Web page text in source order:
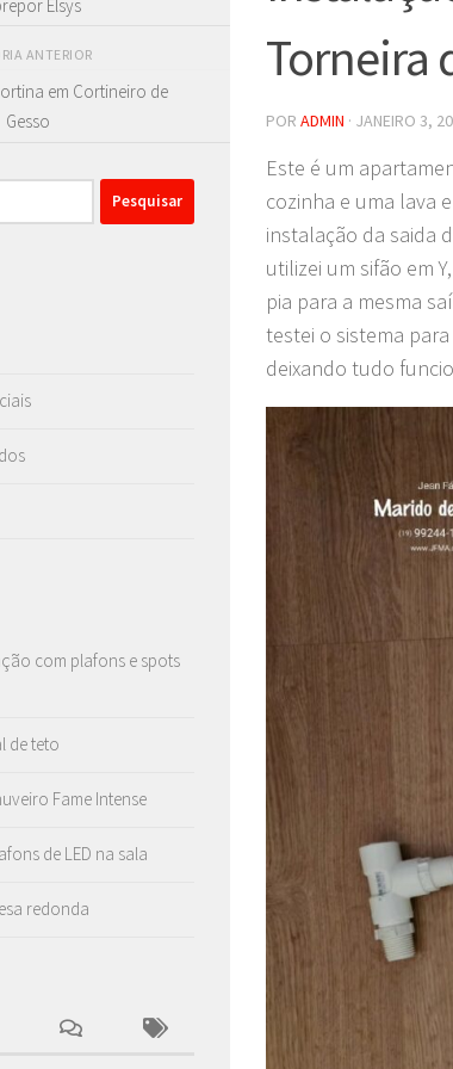
Torneira
POR ADMIN · JANEIRO 3,
Este é um
cozinha e uma lava
instalação da saida
utilizei um sifão em
pia para a mesma
testei o sistema
deixando tudo
Elsys
ANTERIOR
em Cortineiro de
Gesso
com plafons e spots
de teto
Fame Intense
de LED na sala
redonda